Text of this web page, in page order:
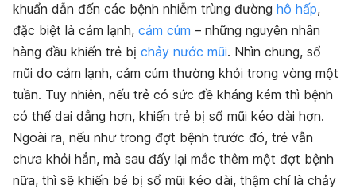
khuẩn dẫn đến các bệnh nhiễm trùng đường hô hấp,
đặc biệt là cảm lạnh, cảm cúm – những nguyên nhân
hàng đầu khiến trẻ bị chảy nước mũi. Nhìn chung, sổ
mũi do cảm lạnh, cảm cúm thường khỏi trong vòng một
tuần. Tuy nhiên, nếu trẻ có sức đề kháng kém thì bệnh
có thể dai dẳng hơn, khiến trẻ bị sổ mũi kéo dài hơn.
Ngoài ra, nếu như trong đợt bệnh trước đó, trẻ vẫn
chưa khỏi hẳn, mà sau đấy lại mắc thêm một đợt bệnh
nữa, thì sẽ khiến bé bị sổ mũi kéo dài, thậm chí là chảy